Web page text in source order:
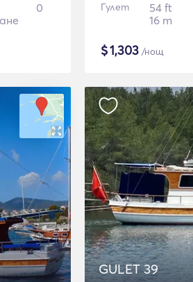
0 Гулет
54 ft
16 m
$1,303 /нощ
GULET 39